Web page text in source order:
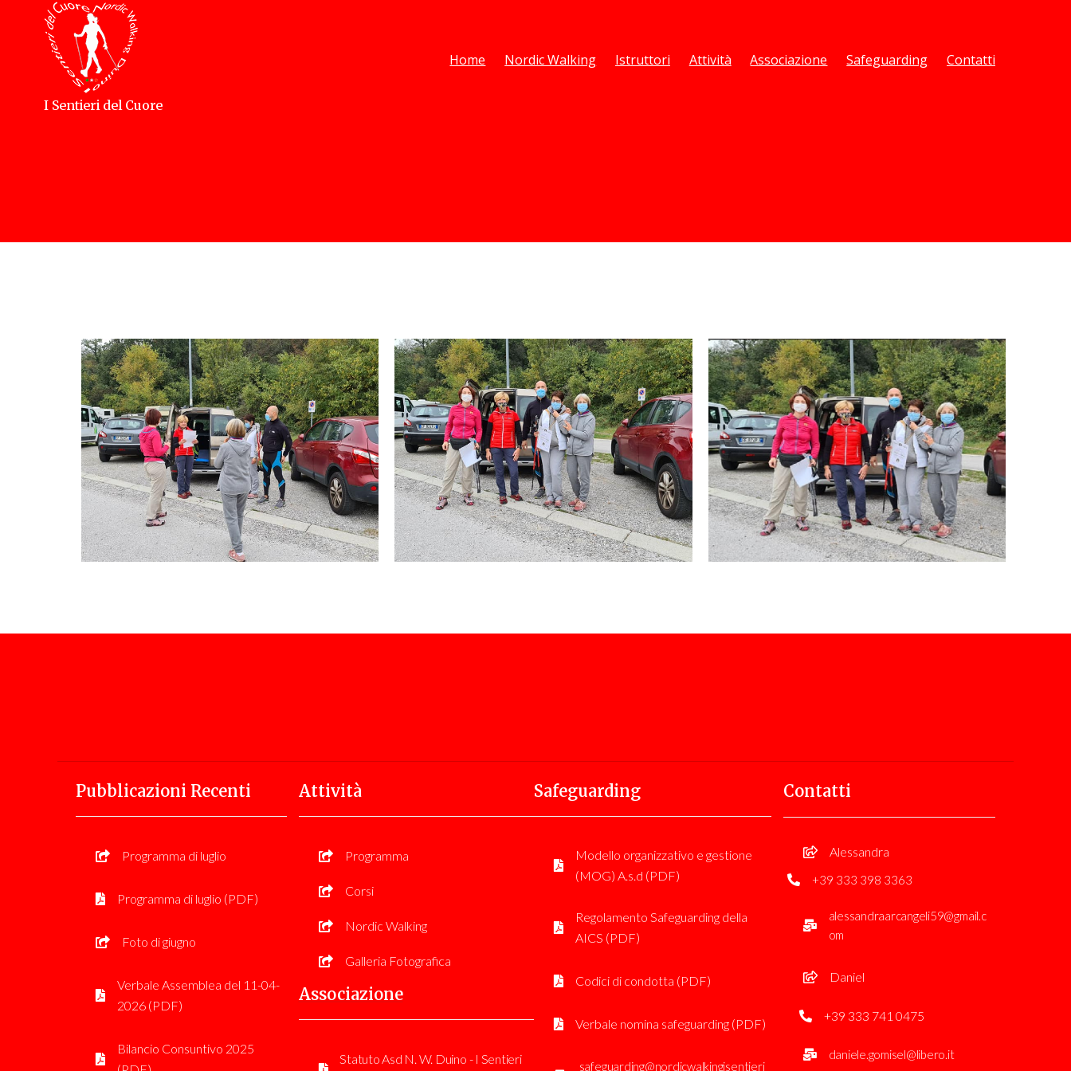
I Sentieri del Cuore
Home Nordic Walking Istruttori Attività Associazione Safeguarding Contatti
Pubblicazioni Recenti
Programma di luglio
Programma di luglio (PDF)
Foto di giugno
Verbale Assemblea del 11-04-
2026 (PDF)
Bilancio Consuntivo 2025
Attività
Programma
Corsi
Nordic Walking
Galleria Fotografica
Associazione
Statuto Asd N. W. Duino - I Sentieri
Safeguarding
Modello organizzativo e gestione
(MOG) A.s.d (PDF)
Regolamento Safeguarding della
AICS (PDF)
Codici di condotta (PDF)
Verbale nomina safeguarding (PDF)
safeguarding@nordicwalkingisentieri
Contatti
Alessandra
+39 333 398 3363
alessandraarcangeli59@gmail.c
om
Daniel
+39 333 741 0475
daniele.gomisel@libero.it